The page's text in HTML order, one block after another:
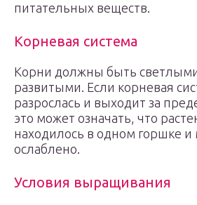
питательных веществ.
Корневая система
Корни должны быть
развитыми. Если корневая
разрослась и выходит за
это может означать, что
находилось в одном горшке
ослаблено.
Условия выращивания